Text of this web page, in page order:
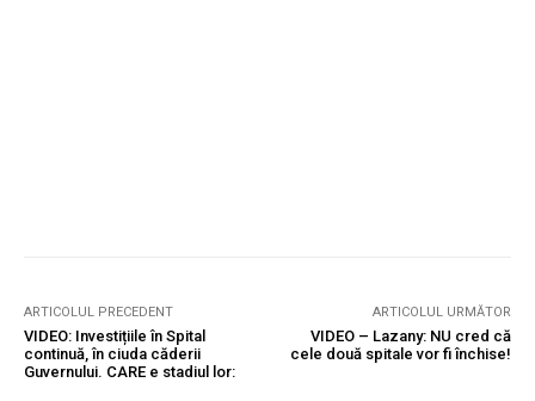
ARTICOLUL PRECEDENT
VIDEO: Investițiile în Spital
continuă, în ciuda căderii
Guvernului. CARE e stadiul lor:
ARTICOLUL URMĂTOR
VIDEO – Lazany: NU cred că
cele două spitale vor fi închise!